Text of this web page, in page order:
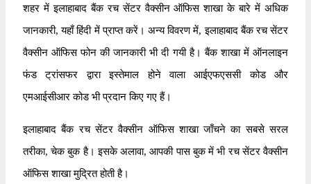
शहर में इलाहाबाद बैंक रच सेंटर वैक्सीन ऑफिस शाखा के बारे में अधिक
जानकारी, यहाँ हिंदी में प्राप्त करें। अन्य विवरण में, इलाहाबाद बैंक रच सेंटर
वैक्सीन ऑफिस फोन की जानकारी भी दी गयी है। बैंक शाखा में ऑनलाइन
फंड ट्रांसफर द्वारा इस्तेमाल होने वाला आईएफएससी कोड और
एमआईसीआर कोड भी प्रदान किए गए हैं।
इलाहाबाद बैंक रच सेंटर वैक्सीन ऑफिस शाखा जाँचने का सबसे सरल
तरीका, चेक बुक है। इसके अलावा, आपकी पास बुक में भी रच सेंटर वैक्सीन
ऑफिस शाखा मुद्रित होती है।